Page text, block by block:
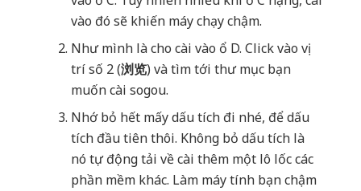
vào đó sẽ khiến máy chạy chậm.
Như mình là cho cài vào ổ D. Click vào vị
trí số 2 (浏览) và tìm tới thư mục bạn
muốn cài sogou.
Nhớ bỏ hết mấy dấu tích đi nhé, để dấu
tích đầu tiên thôi. Không bỏ dấu tích là
nó tự động tải về cài thêm một lô lốc các
phần mềm khác. Làm máy tính bạn chậm